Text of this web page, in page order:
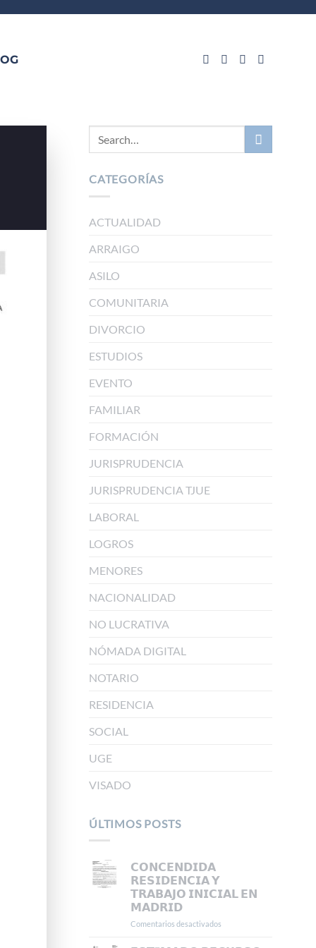
CATEGORÍAS
ACTUALIDAD
ARRAIGO
ASILO
COMUNITARIA
DIVORCIO
ESTUDIOS
EVENTO
FAMILIAR
FORMACIÓN
JURISPRUDENCIA
JURISPRUDENCIA TJUE
LABORAL
LOGROS
MENORES
NACIONALIDAD
NO LUCRATIVA
NÓMADA DIGITAL
NOTARIO
RESIDENCIA
SOCIAL
UGE
VISADO
ÚLTIMOS POSTS
𝗖𝗢𝗡𝗖𝗘𝗡𝗗𝗜𝗗𝗔
𝗥𝗘𝗦𝗜𝗗𝗘𝗡𝗖𝗜𝗔 𝗬
𝗧𝗥𝗔𝗕𝗔𝗝𝗢 𝗜𝗡𝗜𝗖𝗜𝗔𝗟 𝗘𝗡
𝗠𝗔𝗗𝗥𝗜𝗗
Comentarios desactivados